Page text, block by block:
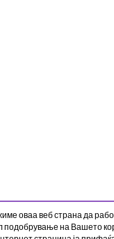
оваа веб страна да
на Вашето